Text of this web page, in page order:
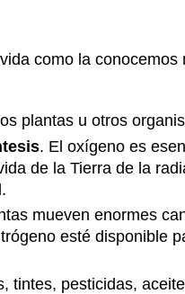
como la conocemos
plantas u otros
. El oxígeno es
de la Tierra de la
mueven enormes
esté disponible
tintes, pesticidas,